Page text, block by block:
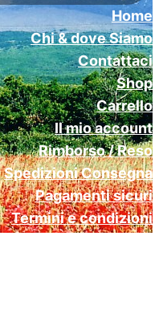
Home
Chi & dove Siamo
Contattaci
Shop
Carrello
Il mio account
Rimborso / Reso
Spedizioni Consegna
Pagamenti sicuri
Termini e condizioni